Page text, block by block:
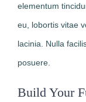
elementum
eu, lobortis vitae
lacinia. Nulla
posuere.
Build Your